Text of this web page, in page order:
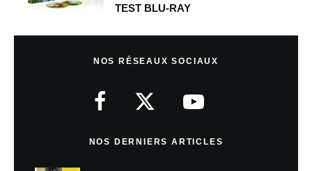
TEST BLU-RAY
NOS RÉSEAUX SOCIAUX
NOS DERNIERS ARTICLES